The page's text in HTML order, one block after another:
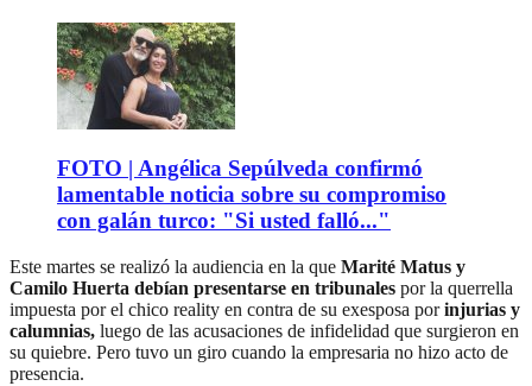
FOTO | Angélica Sepúlveda confirmó
lamentable noticia sobre su compromiso
con galán turco: "Si usted falló..."
Este martes se realizó la audiencia en la que Marité Matus y
Camilo Huerta debían presentarse en tribunales por la querrella
impuesta por el chico reality en contra de su exesposa porinjurias y
calumnias, luego de las acusaciones de infidelidad que surgieron en
su quiebre. Pero tuvo un giro cuando la empresaria no hizo acto de
presencia.